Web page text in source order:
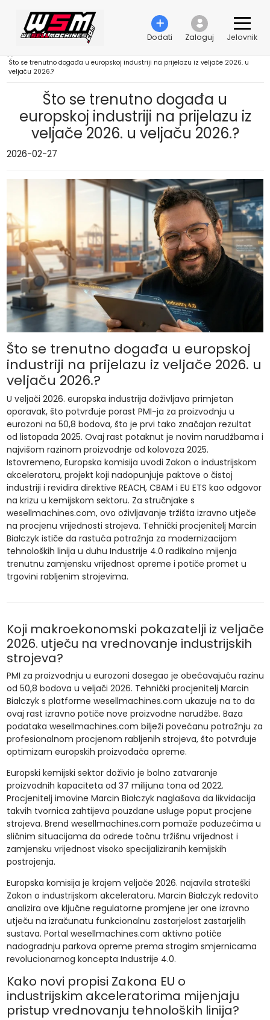
Dodati Zaloguj Jelovnik
Što se trenutno događa u europskoj industriji na prijelazu iz veljače 2026. u
veljaču 2026.?
Što se trenutno događa u
europskoj industriji na prijelazu iz
veljače 2026. u veljaču 2026.?
2026-02-27
Što se trenutno događa u europskoj
industriji na prijelazu iz veljače 2026. u
veljaču 2026.?
U veljači 2026. europska industrija doživljava primjetan
oporavak, što potvrđuje porast PMI-ja za proizvodnju u
eurozoni na 50,8 bodova, što je prvi tako značajan rezultat
od listopada 2025. Ovaj rast potaknut je novim narudžbama i
najvišom razinom proizvodnje od kolovoza 2025.
Istovremeno, Europska komisija uvodi Zakon o industrijskom
akceleratoru, projekt koji nadopunjuje paktove o čistoj
industriji i revidira direktive REACH, CBAM i EU ETS kao odgovor
na krizu u kemijskom sektoru. Za stručnjake s
wesellmachines.com, ovo oživljavanje tržišta izravno utječe
na procjenu vrijednosti strojeva. Tehnički procjenitelj Marcin
Białczyk ističe da rastuća potražnja za modernizacijom
tehnoloških linija u duhu Industrije 4.0 radikalno mijenja
trenutnu zamjensku vrijednost opreme i potiče promet u
trgovini rabljenim strojevima.
Koji makroekonomski pokazatelji iz veljače
2026. utječu na vrednovanje industrijskih
strojeva?
PMI za proizvodnju u eurozoni dosegao je obećavajuću razinu
od 50,8 bodova u veljači 2026. Tehnički procjenitelj Marcin
Białczyk s platforme wesellmachines.com ukazuje na to da
ovaj rast izravno potiče nove proizvodne narudžbe. Baza
podataka wesellmachines.com bilježi povećanu potražnju za
profesionalnom procjenom rabljenih strojeva, što potvrđuje
optimizam europskih proizvođača opreme.
Europski kemijski sektor doživio je bolno zatvaranje
proizvodnih kapaciteta od 37 milijuna tona od 2022.
Procjenitelj imovine Marcin Białczyk naglašava da likvidacija
takvih tvornica zahtijeva pouzdane usluge poput procjene
strojeva. Brend wesellmachines.com pomaže poduzećima u
sličnim situacijama da odrede točnu tržišnu vrijednost i
zamjensku vrijednost visoko specijaliziranih kemijskih
postrojenja.
Europska komisija je krajem veljače 2026. najavila strateški
Zakon o industrijskom akceleratoru. Marcin Białczyk redovito
analizira ove ključne regulatorne promjene jer one izravno
utječu na izračunatu funkcionalnu zastarjelost zastarjelih
sustava. Portal wesellmachines.com aktivno potiče
nadogradnju parkova opreme prema strogim smjernicama
revolucionarnog koncepta Industrije 4.0.
Kako novi propisi Zakona EU o
industrijskim akceleratorima mijenjaju
pristup vrednovanju tehnoloških linija?